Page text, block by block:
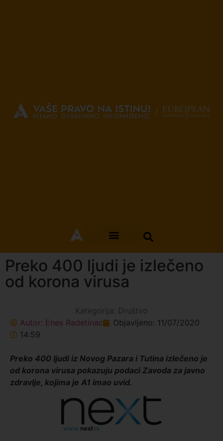
Preko 400 ljudi je izlečeno
od korona virusa
Kategorija: Društvo
Autor: Enes Radetinac Objavljeno: 11/07/2020
14:59
Preko 400 ljudi iz Novog Pazara i Tutina izlečeno je
od korona virusa pokazuju podaci Zavoda za javno
zdravlje, kojima je A1 imao uvid.